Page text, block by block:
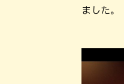
ました。